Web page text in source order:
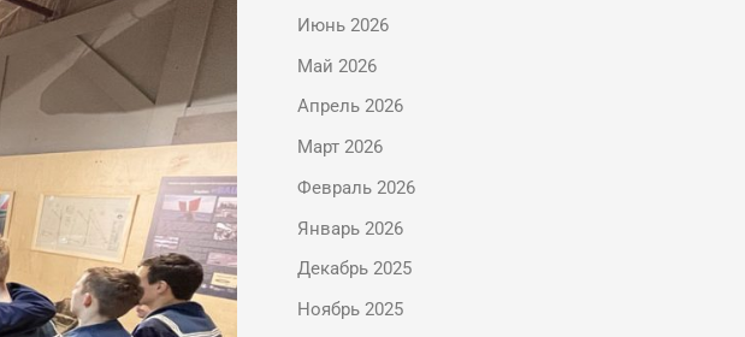
Июнь 2026
Май 2026
Апрель 2026
Март 2026
Февраль 2026
Январь 2026
Декабрь 2025
Ноябрь 2025